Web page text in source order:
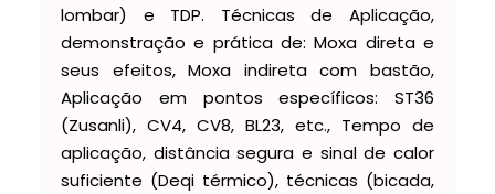
lombar) e TDP. Técnicas de Aplicação,
demonstração e prática de: Moxa direta e
seus efeitos, Moxa indireta com bastão,
Aplicação em pontos específicos: ST36
(Zusanli), CV4, CV8, BL23, etc., Tempo de
aplicação, distância segura e sinal de calor
suficiente (Deqi térmico), técnicas (bicada,